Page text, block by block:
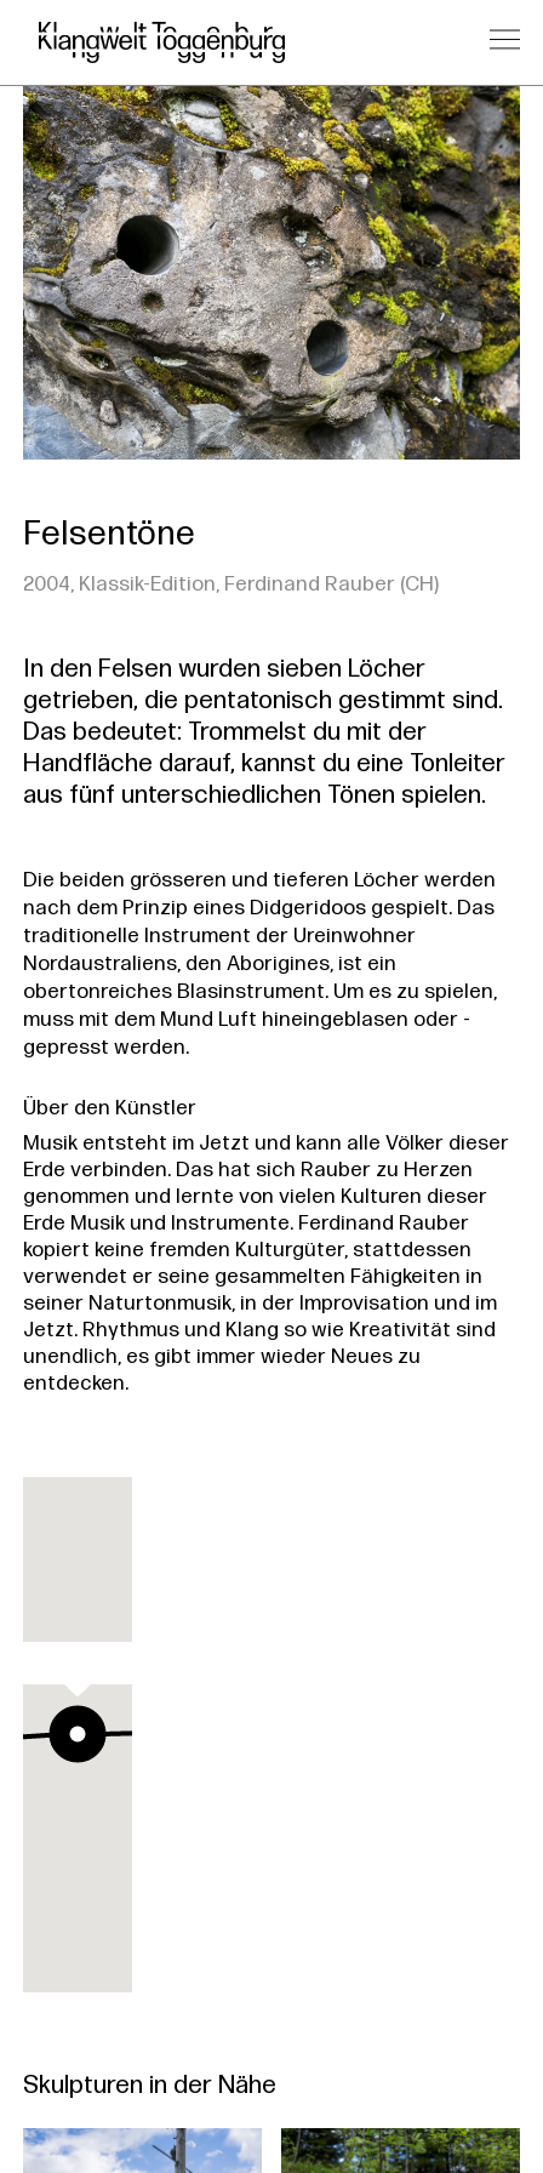
Felsentöne
2004, Klassik-Edition, Ferdinand Rauber (CH)
In den Felsen wurden sieben Löcher
getrieben, die pentatonisch gestimmt sind.
Das bedeutet: Trommelst du mit der
Handfläche darauf, kannst du eine Tonleiter
aus fünf unterschiedlichen Tönen spielen.
Die beiden grösseren und tieferen Löcher werden
nach dem Prinzip eines Didgeridoos gespielt. Das
traditionelle Instrument der Ureinwohner
Nordaustraliens, den Aborigines, ist ein
obertonreiches Blasinstrument. Um es zu spielen,
muss mit dem Mund Luft hineingeblasen oder -
gepresst werden.
Über den Künstler
Musik entsteht im Jetzt und kann alle Völker dieser
Erde verbinden. Das hat sich Rauber zu Herzen
genommen und lernte von vielen Kulturen dieser
Erde Musik und Instrumente. Ferdinand Rauber
kopiert keine fremden Kulturgüter, stattdessen
verwendet er seine gesammelten Fähigkeiten in
seiner Naturtonmusik, in der Improvisation und im
Jetzt. Rhythmus und Klang so wie Kreativität sind
unendlich, es gibt immer wieder Neues zu
entdecken.
Skulpturen in der Nähe